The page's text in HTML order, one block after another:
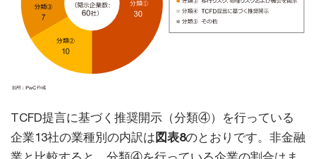
TCFD提言に基づく推奨開示（分類④）を行っている
企業13社の業種別の内訳は図表8のとおりです。非金融